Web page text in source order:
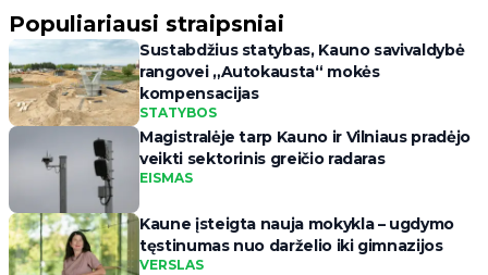
Populiariausi straipsniai
Sustabdžius statybas, Kauno savivaldybė
rangovei „Autokausta“ mokės
kompensacijas
STATYBOS
Magistralėje tarp Kauno ir Vilniaus pradėjo
veikti sektorinis greičio radaras
EISMAS
Kaune įsteigta nauja mokykla – ugdymo
tęstinumas nuo darželio iki gimnazijos
VERSLAS